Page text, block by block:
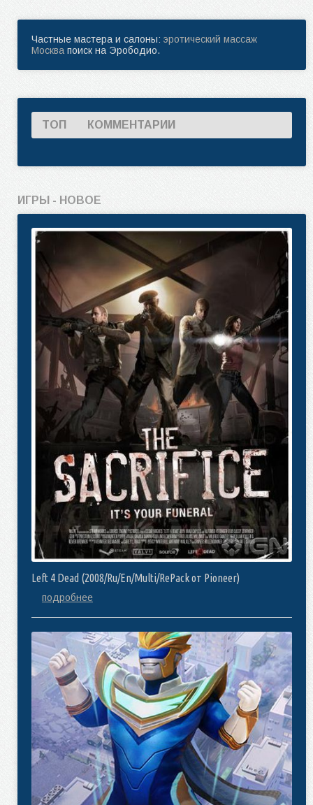
Частные мастера и салоны: эротический массаж
Москва поиск на Эрободио.
ТОП КОММЕНТАРИИ
ИГРЫ - НОВОЕ
Left 4 Dead (2008/Ru/En/Multi/RePack от Pioneer)
подробнее